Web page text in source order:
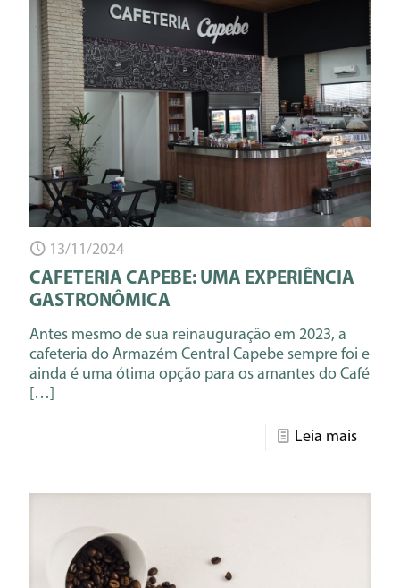
13/11/2024
CAFETERIA CAPEBE: UMA EXPERIÊNCIA
GASTRONÔMICA
Antes mesmo de sua reinauguração em 2023, a
cafeteria do Armazém Central Capebe sempre foi e
ainda é uma ótima opção para os amantes do Café
[…]
Leia mais